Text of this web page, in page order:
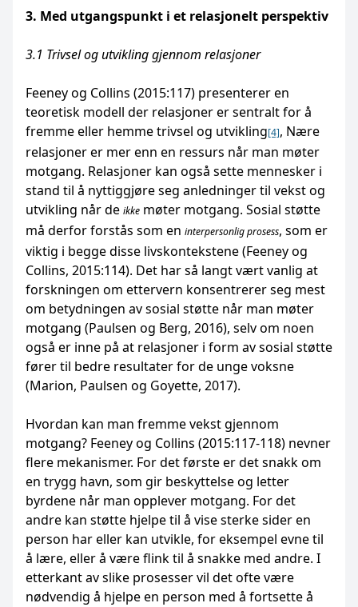
3. Med utgangspunkt i et relasjonelt perspektiv
3.1 Trivsel og utvikling gjennom relasjoner
Feeney og Collins (2015:117) presenterer en
teoretisk modell der relasjoner er sentralt for å
fremme eller hemme trivsel og utvikling[4], Nære
relasjoner er mer enn en ressurs når man møter
motgang. Relasjoner kan også sette mennesker i
stand til å nyttiggjøre seg anledninger til vekst og
utvikling når de ikke møter motgang. Sosial støtte
må derfor forstås som en interpersonlig prosess, som er
viktig i begge disse livskontekstene (Feeney og
Collins, 2015:114). Det har så langt vært vanlig at
forskningen om ettervern konsentrerer seg mest
om betydningen av sosial støtte når man møter
motgang (Paulsen og Berg, 2016), selv om noen
også er inne på at relasjoner i form av sosial støtte
fører til bedre resultater for de unge voksne
(Marion, Paulsen og Goyette, 2017).
Hvordan kan man fremme vekst gjennom
motgang? Feeney og Collins (2015:117-118) nevner
flere mekanismer. For det første er det snakk om
en trygg havn, som gir beskyttelse og letter
byrdene når man opplever motgang. For det
andre kan støtte hjelpe til å vise sterke sider en
person har eller kan utvikle, for eksempel evne til
å lære, eller å være flink til å snakke med andre. I
etterkant av slike prosesser vil det ofte være
nødvendig å hjelpe en person med å fortsette å